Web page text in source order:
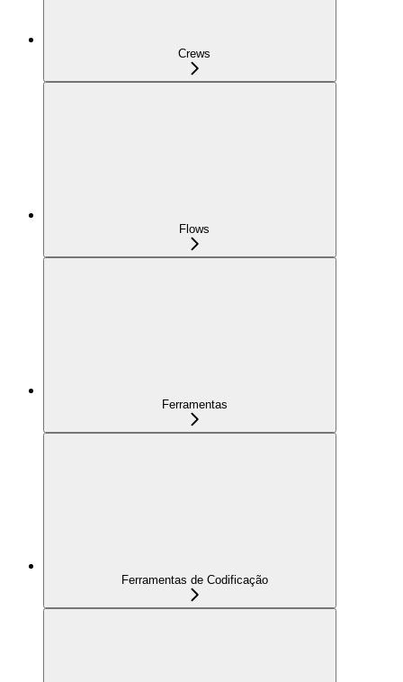
Crews
Flows
Ferramentas
Ferramentas de Codificação